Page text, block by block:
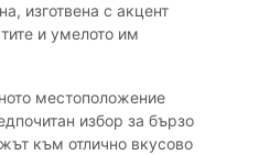
изготвена с акцент
и умелото им
местоположение
избор за бързо
към отлично вкусово